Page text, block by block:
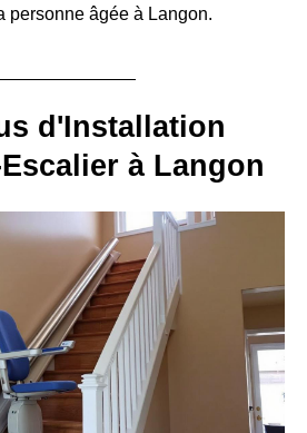
personne âgée à Langon.
d'Installation
à Langon